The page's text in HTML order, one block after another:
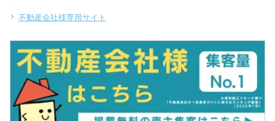
不動産会社様専用サイト